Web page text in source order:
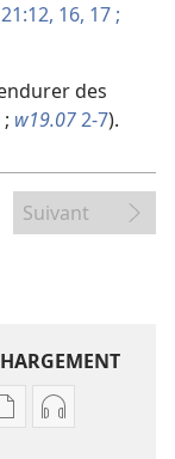
16, 17 ;
des
; w19.072-7).
Suivant
OptionsOptions